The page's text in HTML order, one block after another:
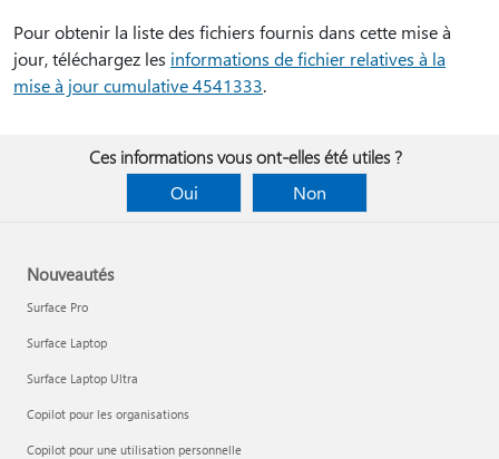
Pour obtenir la liste des fichiers fournis dans cette mise à
jour, téléchargez les informations de fichier relatives à la
mise à jour cumulative 4541333.
Ces informations vous ont-elles été utiles ?
Oui
Non
Nouveautés
Surface Pro
Surface Laptop
Surface Laptop Ultra
Copilot pour les organisations
Copilot pour une utilisation personnelle